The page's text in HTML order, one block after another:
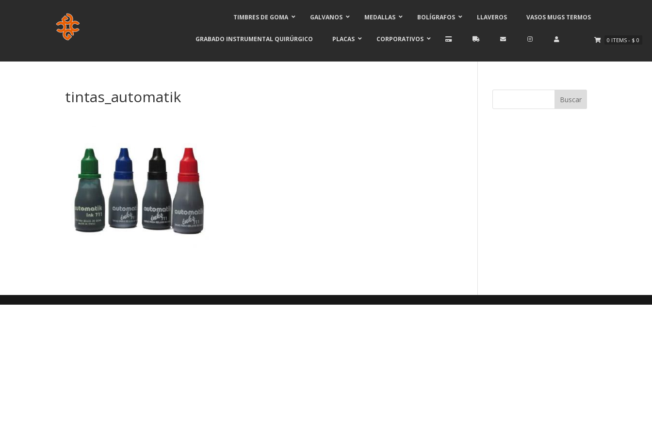
TIMBRES DE GOMA GALVANOS MEDALLAS BOLÍGRAFOS LLAVEROS VASOS MUGS TERMOS
GRABADO INSTRUMENTAL QUIRÚRGICO PLACAS CORPORATIVOS 0 ITEMS - $ 0
tintas_automatik